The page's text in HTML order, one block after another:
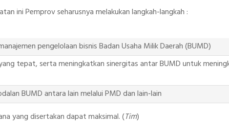
ini Pemprov seharusnya melakukan langkah-langkah :
pengelolaan bisnis Badan Usaha Milik Daerah (BUMD)
tepat, serta meningkatkan sinergitas antar BUMD untuk
BUMD antara lain melalui PMD dan lain-lain
yang disertakan dapat maksimal. (Tim)